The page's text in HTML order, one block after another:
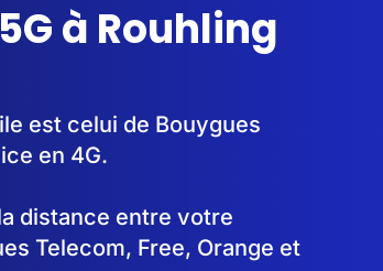
à Rouhling
est celui de Bouygues
en 4G.
distance entre votre
Telecom, Free, Orange et